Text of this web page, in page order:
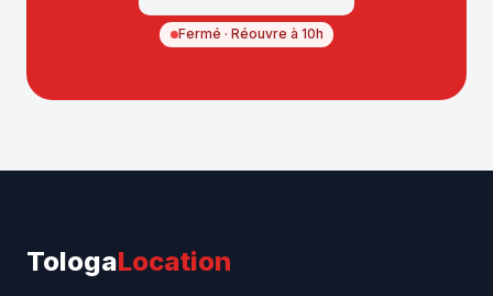
Fermé · Réouvre à 10h
TologaLocation